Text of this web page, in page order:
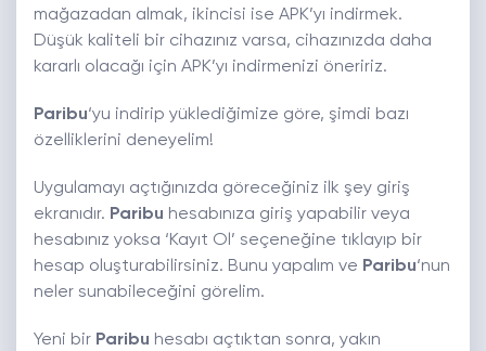
mağazadan almak, ikincisi ise APK’yı indirmek.
Düşük kaliteli bir cihazınız varsa, cihazınızda daha
kararlı olacağı için APK’yı indirmenizi öneririz.
Paribu‘yu indirip yüklediğimize göre, şimdi bazı
özelliklerini deneyelim!
Uygulamayı açtığınızda göreceğiniz ilk şey giriş
ekranıdır. Paribu hesabınıza giriş yapabilir veya
hesabınız yoksa ‘Kayıt Ol’ seçeneğine tıklayıp bir
hesap oluşturabilirsiniz. Bunu yapalım ve Paribu‘nun
neler sunabileceğini görelim.
Yeni bir Paribu hesabı açtıktan sonra, yakın